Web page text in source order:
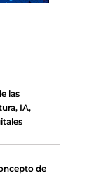
las
IA,
de